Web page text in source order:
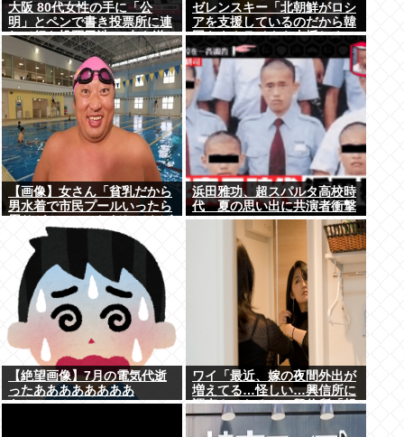
大阪 80代女性の手に「公
明」とペンで書き投票所に連
れて行き投票干渉 60女を送
検【いさ酒場】
ゼレンスキー「北朝鮮がロシ
アを支援しているのだから韓
国もウクライナを支援しろ」
【画像】女さん「貧乳だから
男水着で市民プールいったら
いwww」5万いいね
浜田雅功、超スパルタ高校時
代 夏の思い出に共演者衝撃
【絶望画像】7月の電気代逝
ったああああああああ
あ！！！！！
ワイ「最近、嫁の夜間外出が
増えてる…怪しい…興信所に
調査させたろ！」興信所「報
告します」⇒結果www